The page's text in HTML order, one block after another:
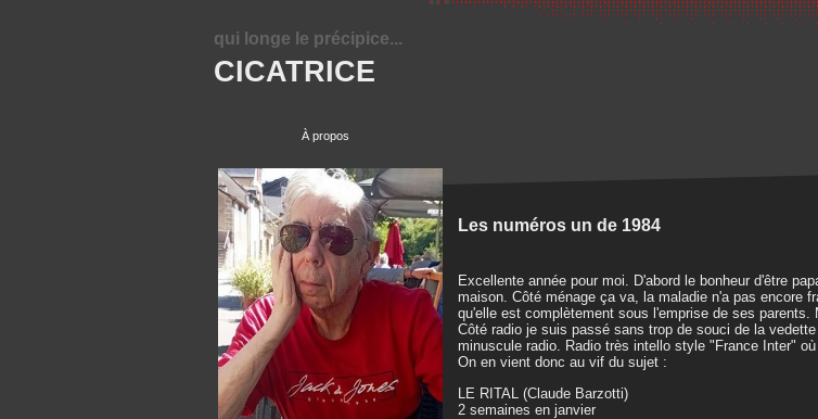
CICATRICE
qui longe le précipice...
À propos
Les numéros un de 1984
Excellente année pour moi. D'abord le bonheur d'être
maison. Côté ménage ça va, la maladie n'a pas encore
qu'elle est complètement sous l'emprise de ses
Côté radio je suis passé sans trop de souci de la
minuscule radio. Radio très intello style "France Inter"
On en vient donc au vif du sujet :
LE RITAL (Claude Barzotti)
2 semaines en janvier